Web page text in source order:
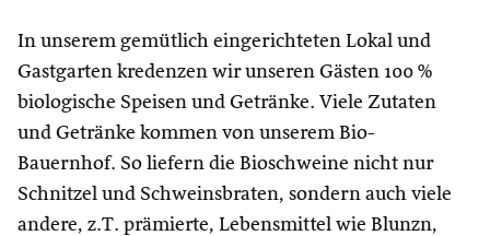
In unserem gemütlich eingerichteten Lokal und
Gastgarten kredenzen wir unseren Gästen 100 %
biologische Speisen und Getränke. Viele Zutaten
und Getränke kommen von unserem Bio-
Bauernhof. So liefern die Bioschweine nicht nur
Schnitzel und Schweinsbraten, sondern auch viele
andere, z.T. prämierte, Lebensmittel wie Blunzn,